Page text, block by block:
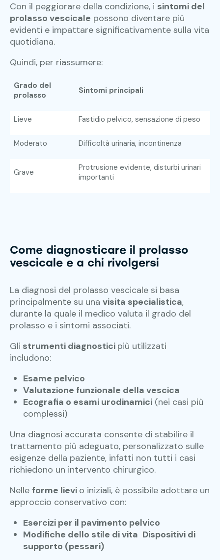
Con il peggiorare della condizione, i sintomi del
prolasso vescicale possono diventare più
evidenti e impattare significativamente sulla vita
quotidiana.
Quindi, per riassumere:
Grado del
prolasso
Sintomi principali
Lieve Fastidio pelvico, sensazione di peso
Moderato Difficoltà urinaria, incontinenza
Grave
Protrusione evidente, disturbi urinari
importanti
Come diagnosticare il prolasso
vescicale e a chi rivolgersi
La diagnosi del prolasso vescicale si basa
principalmente su una visita specialistica,
durante la quale il medico valuta il grado del
prolasso e i sintomi associati.
Gli strumenti diagnostici più utilizzati
includono:
Esame pelvico
Valutazione funzionale della vescica
Ecografia o esami urodinamici (nei casi più
complessi)
Una diagnosi accurata consente di stabilire il
trattamento più adeguato, personalizzato sulle
esigenze della paziente, infatti non tutti i casi
richiedono un intervento chirurgico.
Nelle forme lievi o iniziali, è possibile adottare un
approccio conservativo con:
Esercizi per il pavimento pelvico
Modifiche dello stile di vita Dispositivi di
supporto (pessari)